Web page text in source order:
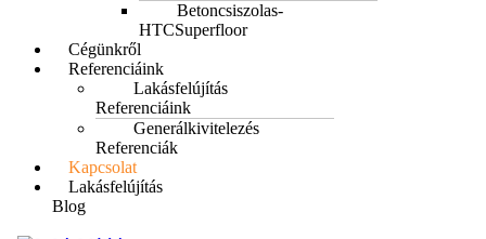
Betoncsiszolas-
HTCSuperfloor
Cégünkről
Referenciáink
Lakásfelújítás
Referenciáink
Generálkivitelezés
Referenciák
Kapcsolat
Lakásfelújítás
Blog